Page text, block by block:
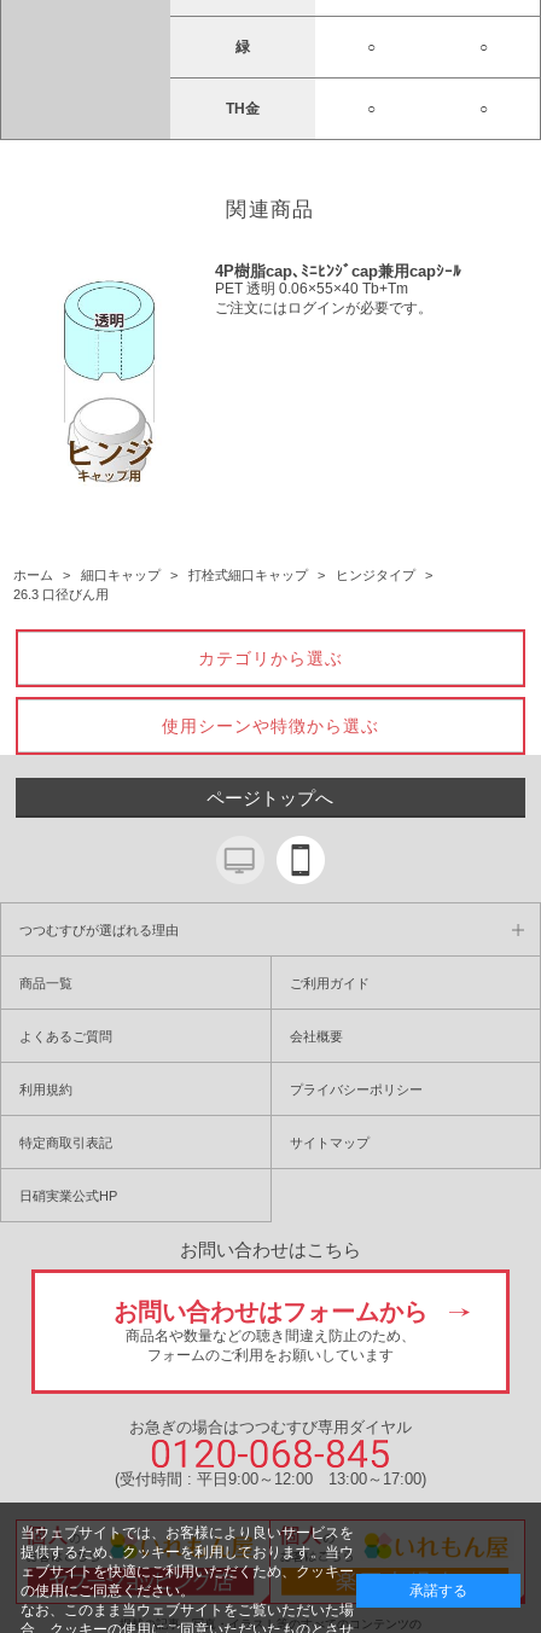
緑 ○ ○
TH金 ○ ○
関連商品
4P樹脂cap､ﾐﾆﾋﾝｼﾞcap兼用capｼｰﾙ
PET 透明 0.06×55×40 Tb+Tm
ご注文にはログインが必要です。
ホーム > 細口キャップ > 打栓式細口キャップ > ヒンジタイプ
>
26.3 口径びん用
カテゴリから選ぶ
使用シーンや特徴から選ぶ
ページトップへ
つつむすびが選ばれる理由
商品一覧 ご利用ガイド
よくあるご質問 会社概要
利用規約 プライバシーポリシー
特定商取引表記 サイトマップ
日硝実業公式HP
お問い合わせはこちら
お問い合わせはフォームから
商品名や数量などの聴き間違え防止のため、
フォームのご利用をお願いしています
お急ぎの場合はつつむすび専用ダイヤル
(受付時間 : 平日9:00～12:00 13:00～17:00)
掲載の記事・写真・イラスト等のすべてのコンテンツの
当ウェブサイトでは、お客様により良いサービスを
提供するため、クッキーを利用しております。当ウ
ェブサイトを快適にご利用いただくため、クッキー
の使用にご同意ください。
なお、このまま当ウェブサイトをご覧いただいた場
承諾する